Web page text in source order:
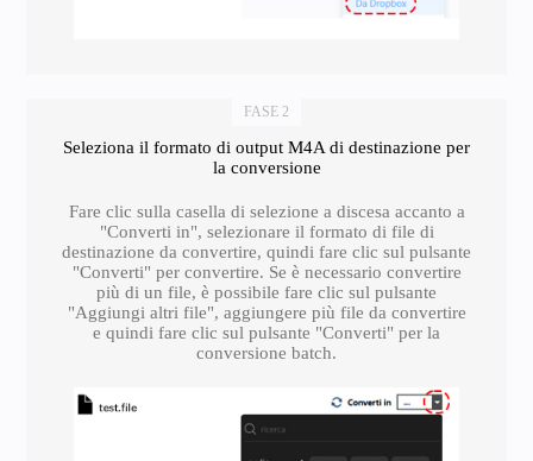
FASE 2
Seleziona il formato di output M4A di destinazione per
la conversione
Fare clic sulla casella di selezione a discesa accanto a
"Converti in", selezionare il formato di file di
destinazione da convertire, quindi fare clic sul pulsante
"Converti" per convertire. Se è necessario convertire
più di un file, è possibile fare clic sul pulsante
"Aggiungi altri file", aggiungere più file da convertire
e quindi fare clic sul pulsante "Converti" per la
conversione batch.